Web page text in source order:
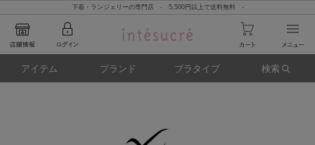
下着・ランジェリーの専門店 - 5,500円以上で送料無料 -
アイテム ブランド ブラタイプ 検索